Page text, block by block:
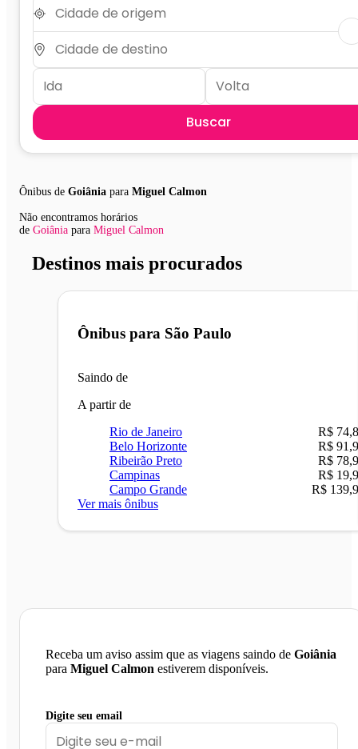
Buscar
Ônibus de Goiânia para Miguel Calmon
Não encontramos horários
de Goiânia para Miguel Calmon
Destinos mais procurados
Ônibus para São Paulo
Saindo de
A partir de
Rio de Janeiro
R$
Belo Horizonte
R$
Ribeirão Preto
R$
Campinas
R$
Campo Grande
R$
Ver mais ônibus
Receba um aviso assim que as viagens saindo de Goiânia
para Miguel Calmon estiverem disponíveis.
Digite seu email